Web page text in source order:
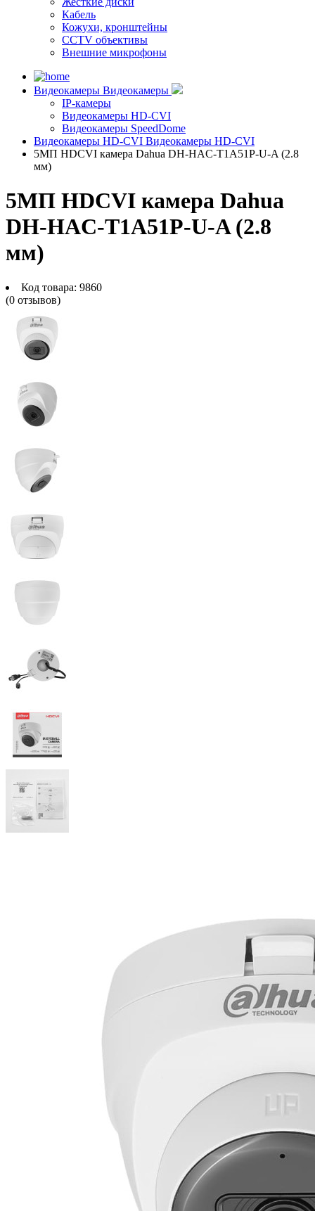
Кабель
Кожухи, кронштейны
CCTV объективы
Внешние микрофоны
Видеокамеры Видеокамеры
IP-камеры
Видеокамеры HD-CVI
Видеокамеры SpeedDome
Видеокамеры HD-CVI Видеокамеры HD-CVI
5МП HDCVI камера Dahua DH-HAC-T1A51P-U-A (2.8
мм)
5МП HDCVI камера Dahua
DH-HAC-T1A51P-U-A (2.8
мм)
Код товара: 9860
(0 отзывов)